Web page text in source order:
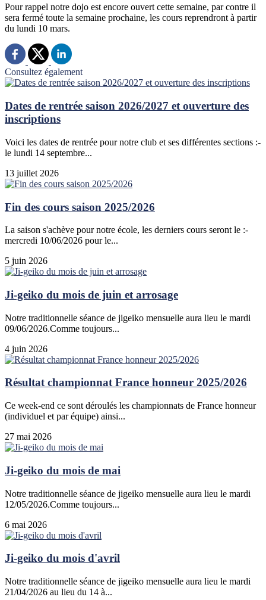
Pour rappel notre dojo est encore ouvert cette semaine, par contre il
sera fermé toute la semaine prochaine, les cours reprendront à partir
du lundi 10 mars.
Consultez également
Dates de rentrée saison 2026/2027 et ouverture des
inscriptions
Voici les dates de rentrée pour notre club et ses différentes sections :-
le lundi 14 septembre...
13 juillet 2026
Fin des cours saison 2025/2026
La saison s'achève pour notre école, les derniers cours seront le :-
mercredi 10/06/2026 pour le...
5 juin 2026
Ji-geiko du mois de juin et arrosage
Notre traditionnelle séance de jigeiko mensuelle aura lieu le mardi
09/06/2026.Comme toujours...
4 juin 2026
Résultat championnat France honneur 2025/2026
Ce week-end ce sont déroulés les championnats de France honneur
(individuel et par équipe) ainsi...
27 mai 2026
Ji-geiko du mois de mai
Notre traditionnelle séance de jigeiko mensuelle aura lieu le mardi
12/05/2026.Comme toujours...
6 mai 2026
Ji-geiko du mois d'avril
Notre traditionnelle séance de jigeiko mensuelle aura lieu le mardi
21/04/2026 au lieu du 14 à...